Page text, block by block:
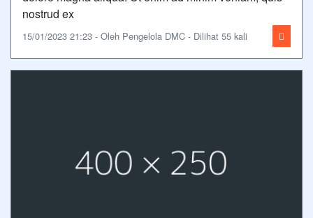
nostrud ex
15/01/2023 21:23 - Oleh Pengelola DMC - Dilihat 55 kali